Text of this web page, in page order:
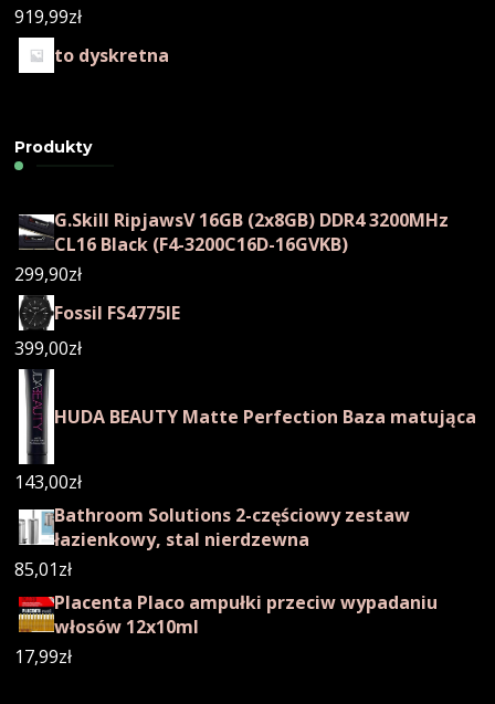
919,99zł
to dyskretna
Produkty
G.Skill RipjawsV 16GB (2x8GB) DDR4 3200MHz
CL16 Black (F4-3200C16D-16GVKB)
299,90zł
Fossil FS4775IE
399,00zł
HUDA BEAUTY Matte Perfection Baza matująca
143,00zł
Bathroom Solutions 2-częściowy zestaw
łazienkowy, stal nierdzewna
85,01zł
Placenta Placo ampułki przeciw wypadaniu
włosów 12x10ml
17,99zł